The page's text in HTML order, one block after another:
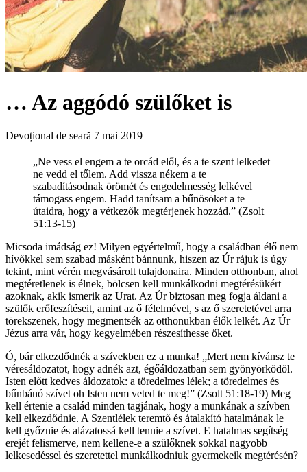
… Az aggódó szülőket is
Devoțional de seară 7 mai 2019
„Ne vess el engem a te orcád elől, és a te szent lelkedet
ne vedd el tőlem. Add vissza nékem a te
szabadításodnak örömét és engedelmesség lelkével
támogass engem. Hadd tanítsam a bűnösöket a te
útaidra, hogy a vétkezők megtérjenek hozzád.” (Zsolt
51:13-15)
Micsoda imádság ez! Milyen egyértelmű, hogy a családban élő nem
hívőkkel sem szabad másként bánnunk, hiszen az Úr rájuk is úgy
tekint, mint vérén megvásárolt tulajdonaira. Minden otthonban, ahol
megtéretlenek is élnek, bölcsen kell munkálkodni megtérésükért
azoknak, akik ismerik az Urat. Az Úr biztosan meg fogja áldani a
szülők erőfeszítéseit, amint az ő félelmével, s az ő szeretetével arra
törekszenek, hogy megmentsék az otthonukban élők lelkét. Az Úr
Jézus arra vár, hogy kegyelmében részesíthesse őket.
Ó, bár elkezdődnék a szívekben ez a munka! „Mert nem kívánsz te
véresáldozatot, hogy adnék azt, égőáldozatban sem gyönyörködöl.
Isten előtt kedves áldozatok: a töredelmes lélek; a töredelmes és
bűnbánó szívet oh Isten nem veted te meg!” (Zsolt 51:18-19) Meg
kell értenie a család minden tagjának, hogy a munkának a szívben
kell elkezdődnie. A Szentlélek teremtő és átalakító hatalmának le
kell győznie és alázatossá kell tennie a szívet. E hatalmas segítség
erejét felismerve, nem kellene-e a szülőknek sokkal nagyobb
lelkesedéssel és szeretettel munkálkodniuk gyermekeik megtérésén?